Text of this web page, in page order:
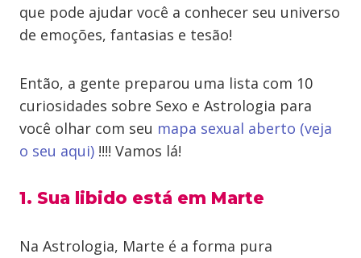
que pode ajudar você a conhecer seu universo
de emoções, fantasias e tesão!
Então, a gente preparou uma lista com 10
curiosidades sobre Sexo e Astrologia para
você olhar com seu mapa sexual aberto (veja
o seu aqui) !!!! Vamos lá!
1. Sua libido está em Marte
Na Astrologia, Marte é a forma pura